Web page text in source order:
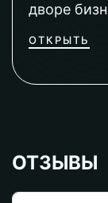
дворе
ОТКРЫТЬ
ОТЗЫВЫ